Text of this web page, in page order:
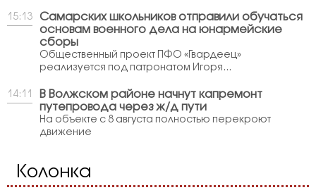
15:13
Самарских школьников отправили обучаться
основам военного дела на юнармейские
сборы
Общественный проект ПФО «Гвардеец»
реализуется под патронатом Игоря...
14:11
В Волжском районе начнут капремонт
путепровода через ж/д пути
На объекте с 8 августа полностью перекроют
движение
Колонка